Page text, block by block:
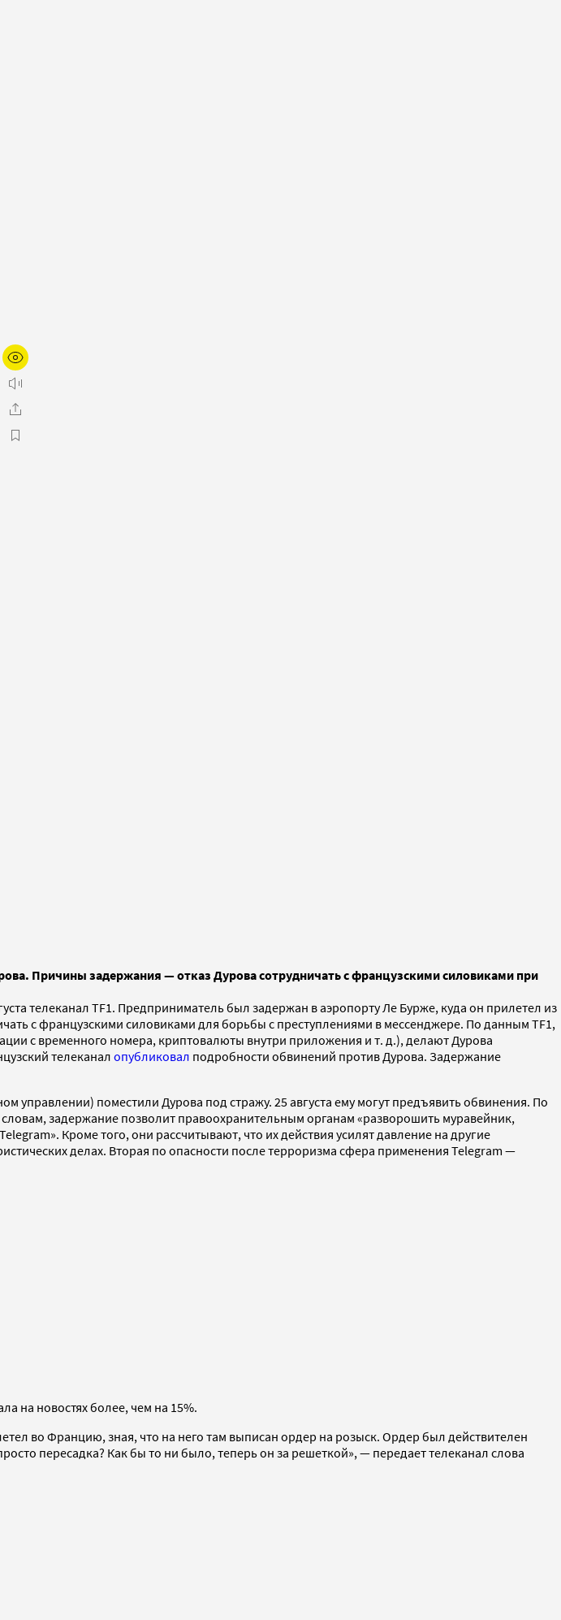
Причины задержания — отказ Дурова сотрудничать с французскими силовиками при
телеканал TF1. Предприниматель был задержан в аэропорту Ле Бурже, куда он прилетел из
с французскими силовиками для борьбы с преступлениями в мессенджере. По данным TF1,
с временного номера, криптовалюты внутри приложения и т. д.), делают Дурова
телеканал опубликовал подробности обвинений против Дурова. Задержание
поместили Дурова под стражу. 25 августа ему могут предъявить обвинения. По
задержание позволит правоохранительным органам «разворошить муравейник,
Кроме того, они рассчитывают, что их действия усилят давление на другие
делах. Вторая по опасности после терроризма сфера применения Telegram —
на новостях более, чем на 15%.
во Францию, зная, что на него там выписан ордер на розыск. Ордер был действителен
пересадка? Как бы то ни было, теперь он за решеткой», — передает телеканал слова